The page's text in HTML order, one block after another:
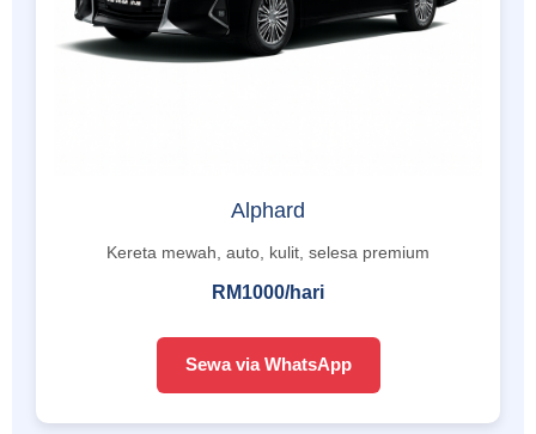
Alphard
Kereta mewah, auto, kulit, selesa premium
RM1000/hari
Sewa via WhatsApp